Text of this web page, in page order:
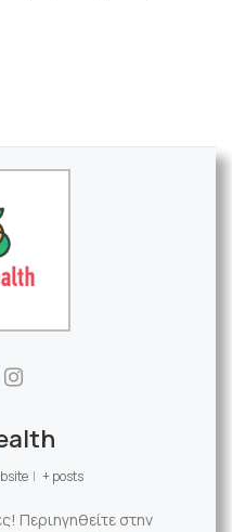
| + posts
Περιηγηθείτε στην